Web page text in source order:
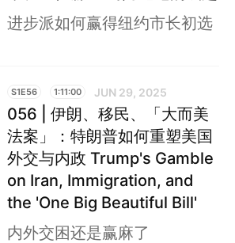
进步派如何赢得纽约市长初选
S1E56 1:11:00 JUN 29, 2025
056 | 伊朗、移民、「大而美
法案」：特朗普如何重塑美国
外交与内政 Trump's Gamble
on Iran, Immigration, and
the 'One Big Beautiful Bill'
内外交困还是赢麻了